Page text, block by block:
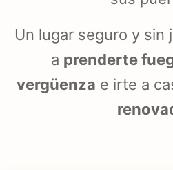
Un lugar seguro y sin
a prenderte
vergüenza e irte a